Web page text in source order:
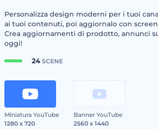
Personalizza design moderni per i tuoi
ai tuoi contenuti, poi aggiornalo con
Crea aggiornamenti di prodotto, annunci
oggi!
24SCENE
Miniatura YouTube
1280 x 720
Banner YouTube
2560 x 1440